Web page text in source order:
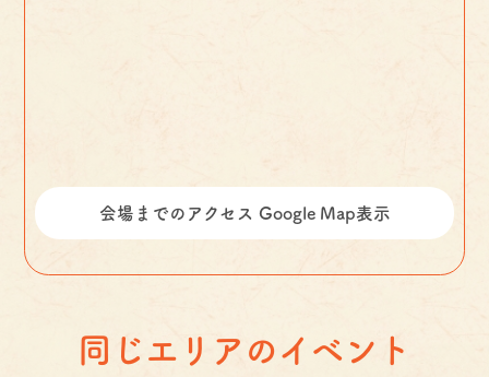
会場までのアクセス Google Map表示
同じエリアのイベント